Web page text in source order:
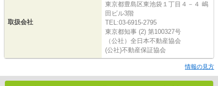
取扱会社
東京都豊島区東池袋１丁目４－４ 嶋
田ビル3階
TEL:03-6915-2795
東京都知事 (2) 第100327号
（公社）全日本不動産協会
(公社)不動産保証協会
情報の見方